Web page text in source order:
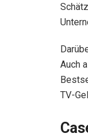
Auch
TV-